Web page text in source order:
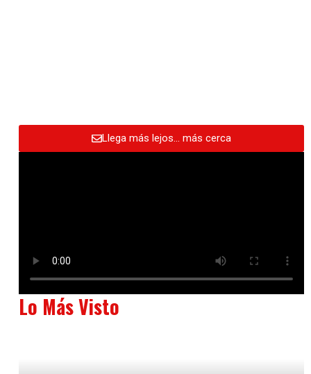
Llega más lejos… más cerca
Lo Más Visto